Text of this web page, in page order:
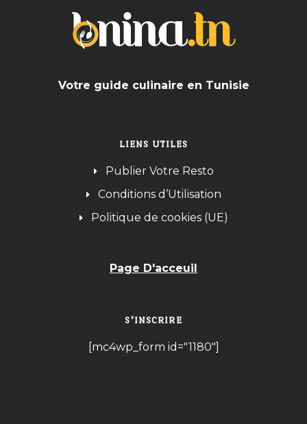
Votre guide culinaire en Tunisie
LIENS UTILES
Publier Votre Resto
Conditions d’Utilisation
Politique de cookies (UE)
Page D'acceuil
S’INSCRIRE
[mc4wp_form id="1180"]